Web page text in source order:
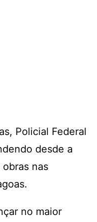
Policial Federal
desde a
nas
no maior